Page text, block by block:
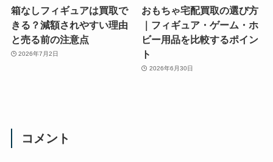
箱なしフィギュアは買取で
きる？減額されやすい理由
と売る前の注意点
2026年7月2日
おもちゃ宅配買取の選び方
｜フィギュア・ゲーム・ホ
ビー用品を比較するポイン
ト
2026年6月30日
コメント